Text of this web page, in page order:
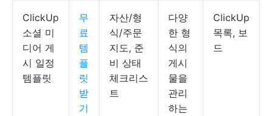
ClickUp
소셜 미
디어 게
시 일정
템플릿
무
료
템
플
릿
받
기
자산/형
식/주문
지도, 준
비 상태
체크리스
트
다양
한 형
식의
게시
물을
관리
하는
ClickUp
목록, 보
드